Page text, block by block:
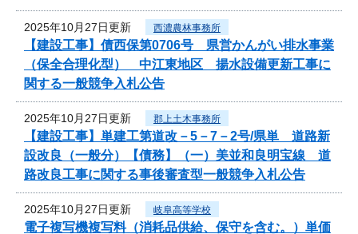
2025年10月27日更新 西濃農林事務所
【建設工事】債西保第0706号 県営かんがい排水事業
（保全合理化型） 中江東地区 揚水設備更新工事に
関する一般競争入札公告
2025年10月27日更新 郡上土木事務所
【建設工事】単建工第道改－5－7－2号/県単 道路新
設改良（一般分）【債務】（一）美並和良明宝線 道
路改良工事に関する事後審査型一般競争入札公告
2025年10月27日更新 岐阜高等学校
電子複写機複写料（消耗品供給、保守を含む。）単価